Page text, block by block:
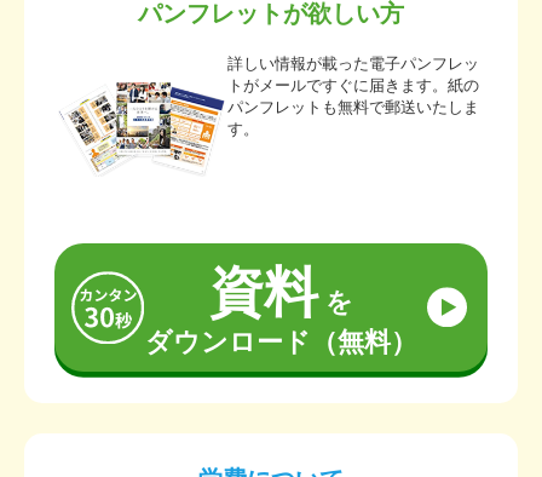
パンフレットが欲しい方
詳しい情報が載った電子パンフレッ
トがメールですぐに届きます。紙の
パンフレットも無料で郵送いたしま
す。
資料を
ダウンロード（無料）